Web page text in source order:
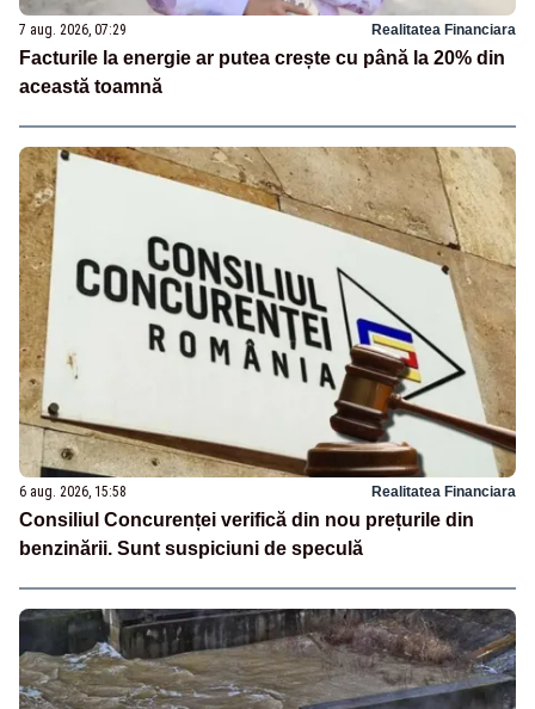
7 aug. 2026, 07:29 Realitatea Financiara
Facturile la energie ar putea crește cu până la 20% din
această toamnă
6 aug. 2026, 15:58 Realitatea Financiara
Consiliul Concurenței verifică din nou prețurile din
benzinării. Sunt suspiciuni de speculă